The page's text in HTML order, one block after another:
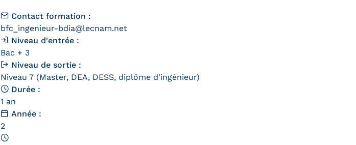
Contact formation :
bfc_ingenieur-bdia@lecnam.net
Niveau d'entrée :
Bac + 3
Niveau de sortie :
Niveau 7 (Master, DEA, DESS, diplôme d'ingénieur)
Durée :
1 an
Année :
2